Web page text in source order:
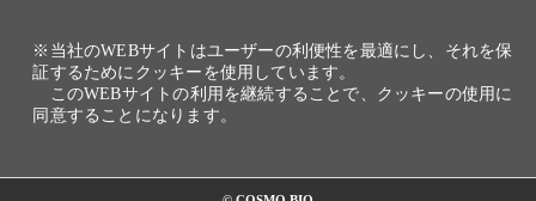
※当社のWEBサイトはユーザーの利便性を最適にし、それを保
証するためにクッキーを使用しています。
このWEBサイトの利用を継続することで、クッキーの使用に
同意することになります。